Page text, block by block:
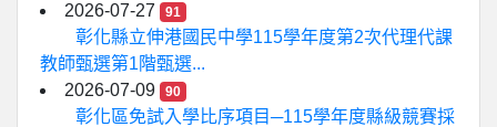
2026-07-27
91
彰化縣立伸港國民中學115學年度第2次代理代課
教師甄選第1階甄選...
2026-07-09
90
彰化區免試入學比序項目─115學年度縣級競賽採